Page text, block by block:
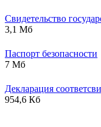
Свидетельство
3,1 Мб
Паспорт безопасности
7 Мб
Декларация
954,6 Кб